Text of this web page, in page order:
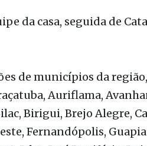
último dia 17/07/2024.
de municípios da
Auriflama,